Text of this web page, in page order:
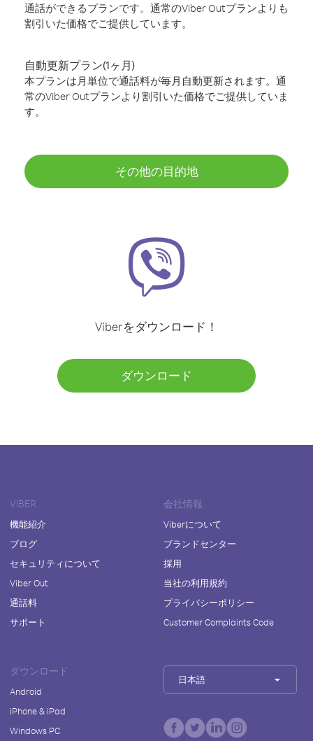
通話ができるプランです。通常のViber Outプランよりも
割引いた価格でご提供しています。
自動更新プラン(1ヶ月)
本プランは月単位で通話料が毎月自動更新されます。通
常のViber Outプランより割引いた価格でご提供していま
す。
その他の目的地
Viberをダウンロード！
ダウンロード
VIBER
機能紹介
ブログ
セキュリティについて
Viber Out
通話料
サポート
会社情報
Viberについて
ブランドセンター
採用
当社の利用規約
プライバシーポリシー
Customer Complaints Code
ダウンロード
Android
iPhone & iPad
Windows PC
日本語